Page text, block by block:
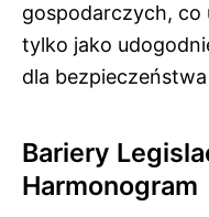
gospodarczych, co
tylko jako
dla
Bariery
Harmonogram